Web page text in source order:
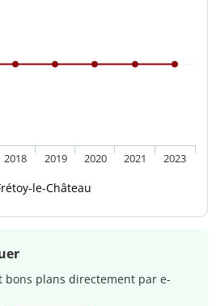
le-Château
2018 2019 2020 2021 2023
bons plans directement par e-